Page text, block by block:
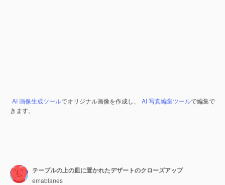
AI 画像生成ツールでオリジナル画像を作成し、 AI 写真編集ツールで編集で
きます。
テーブルの上の皿に置かれたデザートのクローズアップ
emablanes